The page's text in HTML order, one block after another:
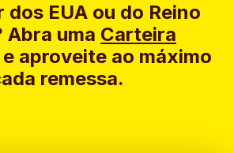
dos EUA ou do Reino
Abra uma Carteira
e aproveite ao máximo
remessa.